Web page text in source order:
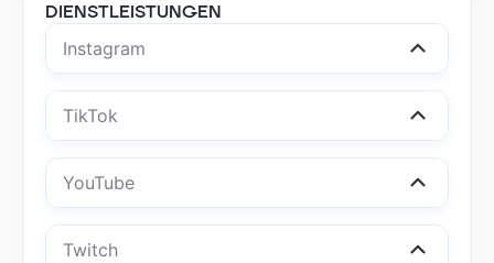
DIENSTLEISTUNGEN
Instagram
TikTok
YouTube
Twitch